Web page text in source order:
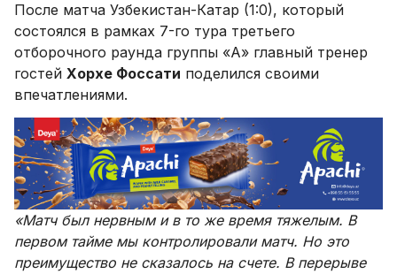
После матча Узбекистан-Катар (1:0), который
состоялся в рамках 7-го тура третьего
отборочного раунда группы «А» главный тренер
гостей Хорхе Фоссати поделился своими
впечатлениями.
«Матч был нервным и в то же время тяжелым. В
первом тайме мы контролировали матч. Но это
преимущество не сказалось на счете. В перерыве